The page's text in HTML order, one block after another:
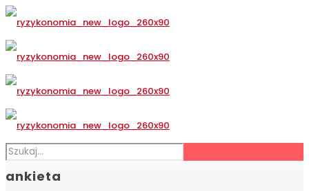
ankieta